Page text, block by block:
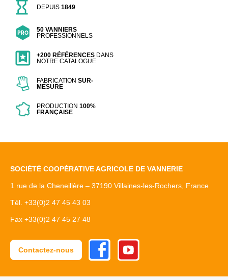
DEPUIS1849
50 VANNIERS
PROFESSIONNELS
+200 RÉFÉRENCES DANS
NOTRE CATALOGUE
FABRICATIONSUR-
MESURE
PRODUCTION100%
FRANÇAISE
SOCIÉTÉ COOPÉRATIVE AGRICOLE DE VANNERIE
1 rue de la Cheneillère – 37190 Villaines-les-Rochers, France
Tél. +33(0)2 47 45 43 03
Fax +33(0)2 47 45 27 48
Contactez-nous
FacebookYoutube